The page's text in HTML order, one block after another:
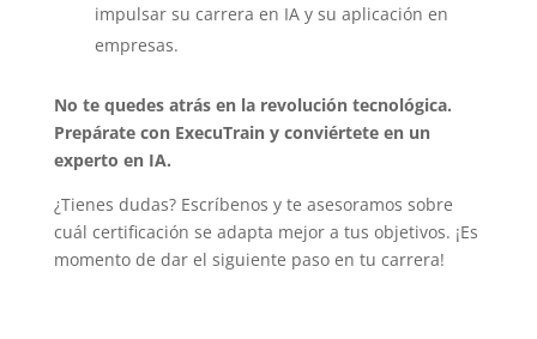
impulsar su carrera en IA y su aplicación en
empresas.
No te quedes atrás en la revolución tecnológica.
Prepárate con ExecuTrain y conviértete en un
experto en IA.
¿Tienes dudas? Escríbenos y te asesoramos sobre
cuál certificación se adapta mejor a tus objetivos. ¡Es
momento de dar el siguiente paso en tu carrera!